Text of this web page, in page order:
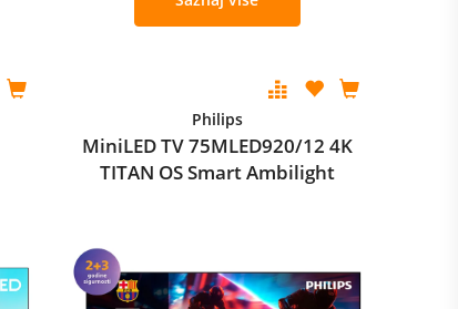
Philips
MiniLED TV 75MLED920/12 4K
TITAN OS Smart Ambilight